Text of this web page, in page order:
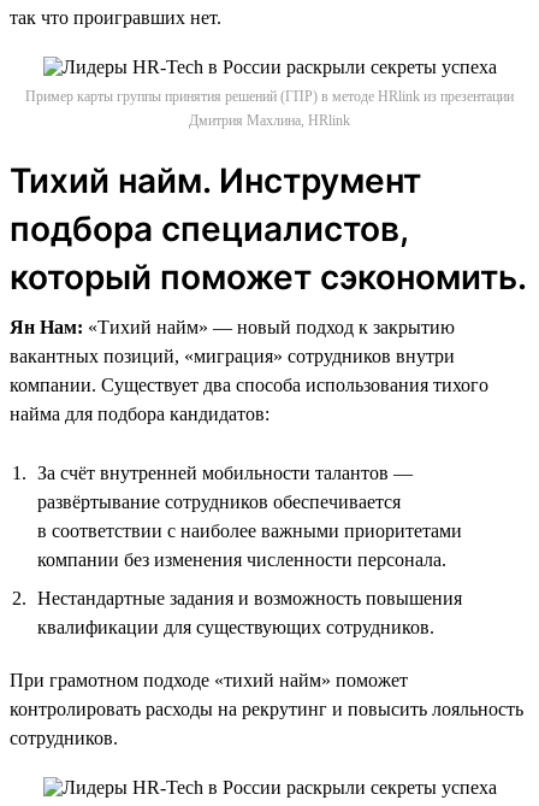
так что проигравших нет.
Пример карты группы принятия решений (ГПР) в методе HRlink из презентации
Дмитрия Махлина, HRlink
Тихий найм. Инструмент
подбора специалистов,
который поможет сэкономить.
Ян Нам: «Тихий найм» — новый подход к закрытию
вакантных позиций, «миграция» сотрудников внутри
компании. Существует два способа использования тихого
найма для подбора кандидатов:
За счёт внутренней мобильности талантов —
развёртывание сотрудников обеспечивается
в соответствии с наиболее важными приоритетами
компании без изменения численности персонала.
Нестандартные задания и возможность повышения
квалификации для существующих сотрудников.
При грамотном подходе «тихий найм» поможет
контролировать расходы на рекрутинг и повысить лояльность
сотрудников.